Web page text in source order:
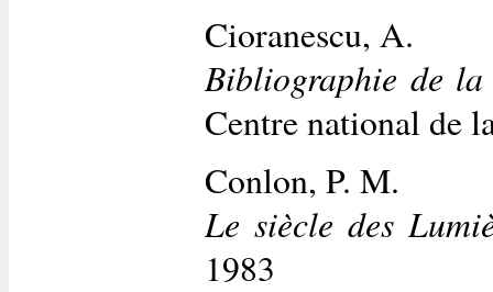
Cioranescu, A.
Bibliographie de
Centre national de
Conlon, P. M.
Le siècle des
1983